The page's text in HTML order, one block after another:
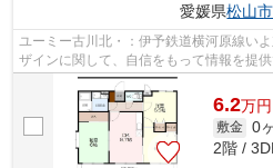
愛媛県松山市
ユーミー古川北・：伊予鉄道横河原線い
ザインに関して、自信をもって情報を提
タイルに適した賃貸物件をお探しの方...
6.2万円
敷金 0
2階 /